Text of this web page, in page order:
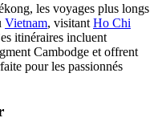
les voyages plus longs
Vietnam, visitant Ho Chi
itinéraires incluent
Cambodge et offrent
pour les passionnés